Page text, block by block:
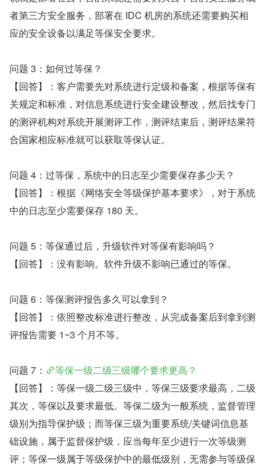
者第三方安全服务，部署在 IDC 机房的系统还需要购买相
应的安全设备以满足等保安全要求。
问题 3：如何过等保？
【回答】：客户需要先对系统进行定级和备案，根据等保有
关规定和标准，对信息系统进行安全建设整改，然后找专门
的测评机构对系统开展测评工作，测评结束后，测评结果符
合国家相应标准就可以获取等保认证。
问题 4：过等保，系统中的日志至少需要保存多少天？
【回答】：根据《网络安全等级保护基本要求》，对于系统
中的日志至少需要保存 180 天。
问题 5：等保通过后，升级软件对等保有影响吗？
【回答】：没有影响。软件升级不影响已通过的等保。
问题 6：等保测评报告多久可以拿到？
【回答】：依照整改标准进行整改，从完成备案后到拿到测
评报告需要 1~3 个月不等。
问题 7：
等保一级二级三级哪个要求更高？
【回答】：等保一级二级三级中，等保三级要求最高，二级
其次，等保以及要求最低。等保二级为一般系统，监督管理
级别为指导保护级；而等保三级为重要系统/关键词信息基
础设施，属于监督保护级，应当每年至少进行一次等级测
评；等保一级属于等级保护中的最低级别，无需参与等级保